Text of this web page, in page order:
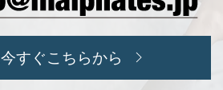
すぐこちらから